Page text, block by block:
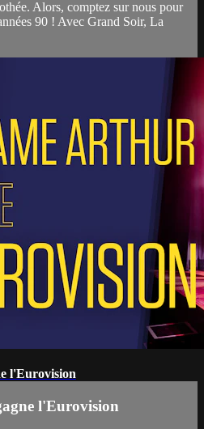
Alors, comptez sur nous pour
90 ! Avec Grand Soir, La
l'Eurovision
l'Eurovision